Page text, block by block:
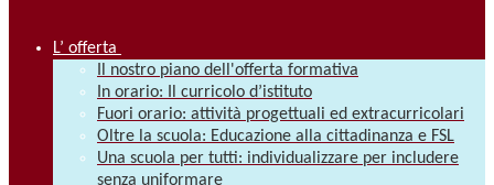
L’ offerta
Il nostro piano dell'offerta formativa
In orario: Il curricolo d’istituto
Fuori orario: attività progettuali ed extracurricolari
Oltre la scuola: Educazione alla cittadinanza e FSL
Una scuola per tutti: individualizzare per includere
senza uniformare